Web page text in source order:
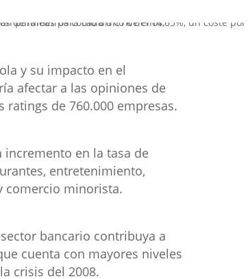
y su impacto en el
afectar a las opiniones de
de 760.000 empresas.
incremento en la tasa de
entretenimiento,
comercio minorista.
bancario contribuya a
cuenta con mayores niveles
crisis del 2008.